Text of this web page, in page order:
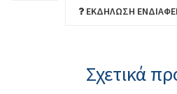
ΕΚΔΉΛΩΣΗ
Σχετικά